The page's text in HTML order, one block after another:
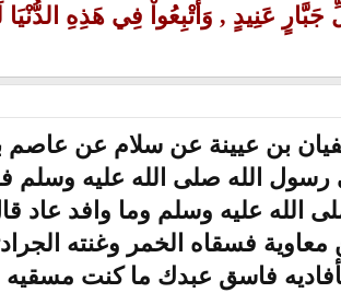
عَنِيدٍ , وَأُتْبِعُواْ فِي هَذِهِ الدُّنْيَا
بن عيينة عن سلام عن
الله صلى الله عليه وسلم
الله عليه وسلم وما وافد
فسقاه الخمر وغنته
فاسق عبدك ما كنت